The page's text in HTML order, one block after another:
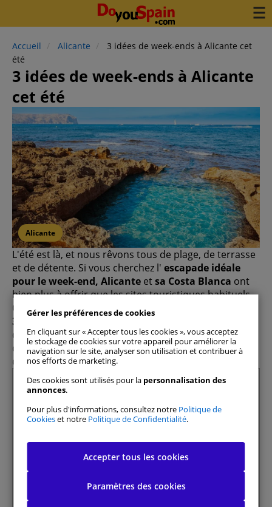
Accueil Alicante
3 idées de week-ends à Alicante cet
été
3 idées de week-ends à Alicante
cet été
Alicante
L'été est là, et nous rêvons tous de plage, de terrasse
et de détente. Si vous cherchez l' escapade idéale
pour le week-end, Alicante etsa Costa Blanca ont
bien plus à offrir que les sites touristiques habituels.
Chez DoYouSpain,
nous avons préparé ce guide avec
3 idées de week-ends à Alicante pour cet été
de conseils et de recommandations. Préparez votre
crème solaire, vos chaussures d'eau et votre permis
de conduire, car c'est parti !
Summary
1 Jávea
1.1 Jour 1 : Que faire à Jávea ?
2.1 Que faire à Tabarca ?
Gérer les préférences de cookies
En cliquant sur « Accepter tous les cookies », vous acceptez
le stockage de cookies sur votre appareil pour améliorer la
navigation sur le site, analyser son utilisation et contribuer à
nos efforts de marketing.
Des cookies sont utilisés pour la personnalisation des
annonces.
Pour plus d'informations, consultez notre Politique de
Cookieset notre Politique de Confidentialité.
Paramètres des cookies
Accepter tous les cookies
Tout autoriser
Gérer les préférences de consentement